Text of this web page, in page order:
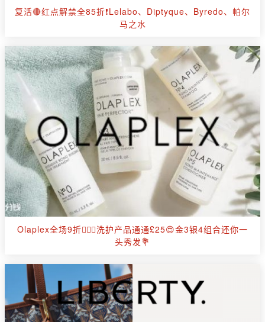
复活🔴红点解禁全85折❗Lelabo、Diptyque、Byredo、帕尔
马之水
Olaplex全场9折🧖🏻‍♀️洗护产品通通£25😍金3银4组合还你一
头秀发💐